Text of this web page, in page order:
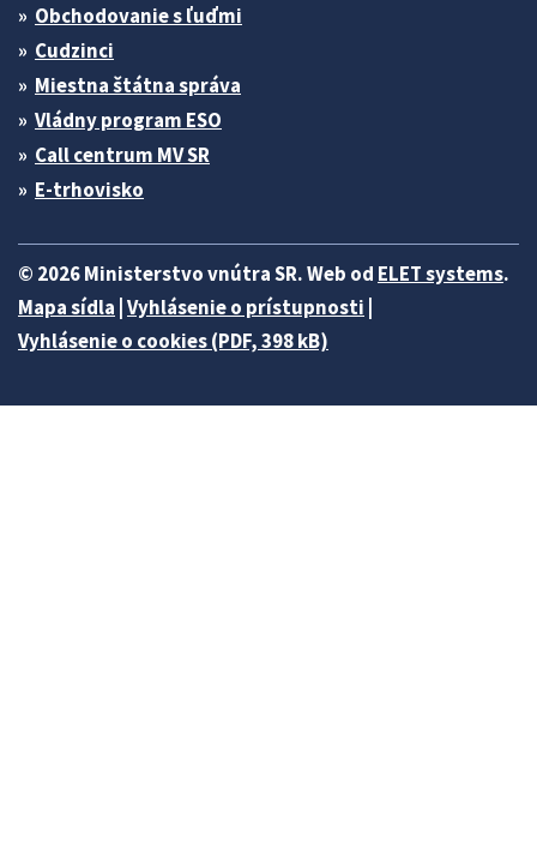
Obchodovanie s ľuďmi
Cudzinci
Miestna štátna správa
Vládny program ESO
Call centrum MV SR
E-trhovisko
© 2026 Ministerstvo vnútra SR. Web od ELET systems.
Mapa sídla Vyhlásenie o prístupnosti
Vyhlásenie o cookies (PDF, 398 kB)